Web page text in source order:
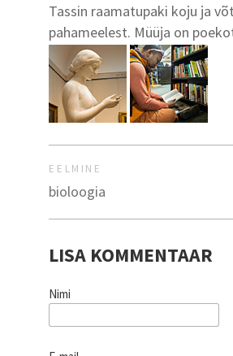
Tassin raamatupaki koju ja
pahameelest. Müüja on
EELMINE
bioloogia
LISA KOMMENTAAR
Nimi